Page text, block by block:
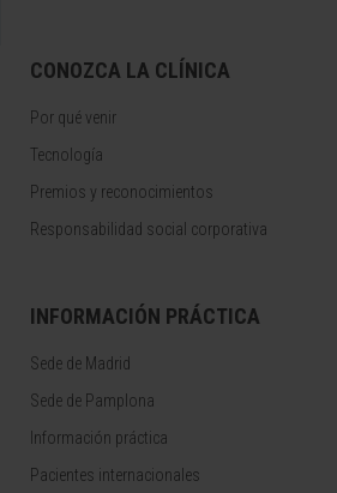
CONOZCA LA CLÍNICA
Por qué venir
Tecnología
Premios y reconocimientos
Responsabilidad social corporativa
INFORMACIÓN PRÁCTICA
Sede de Madrid
Sede de Pamplona
Información práctica
Pacientes internacionales